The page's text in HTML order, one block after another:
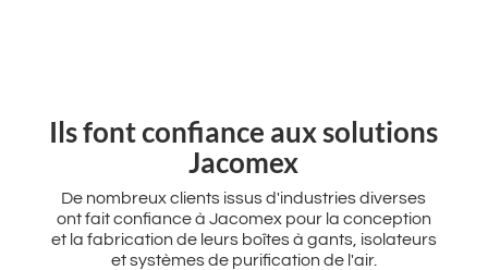
‌Ils font confiance aux solutions
Jacomex
De nombreux clients issus d'industries diverses
ont fait confiance à Jacomex pour la conception
et la fabrication de leurs boîtes à gants, isolateurs
et systèmes de purification de l'air.